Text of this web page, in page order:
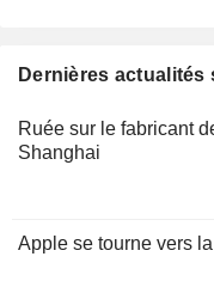
Dernières actualités
Ruée sur le fabricant
Shanghai
Apple se tourne vers